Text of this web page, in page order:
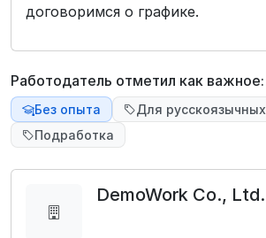
договоримся о графике.
Работодатель отметил как важное:
Без опыта
Для русскоязычных
Подработка
DemoWork Co., Ltd.